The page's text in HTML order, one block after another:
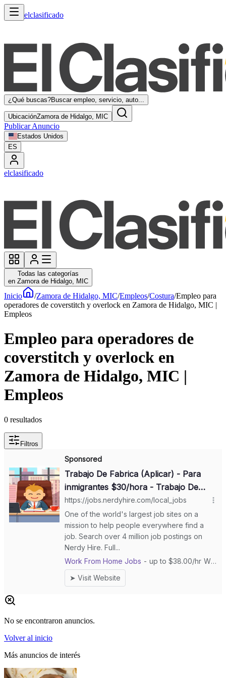
elclasificado
¿Qué buscas?Buscar empleo, servicio, auto...
UbicaciónZamora de Hidalgo, MIC
Publicar Anuncio
Estados Unidos
ES
elclasificado
Todas las categorías
en Zamora de Hidalgo, MIC
Inicio /Zamora de Hidalgo, MIC/Empleos/Costura/Empleo para
operadores de coverstitch y overlock en Zamora de Hidalgo, MIC |
Empleos
Empleo para operadores de
coverstitch y overlock en
Zamora de Hidalgo, MIC |
Empleos
0 resultados
Filtros
No se encontraron anuncios.
Volver al inicio
Más anuncios de interés